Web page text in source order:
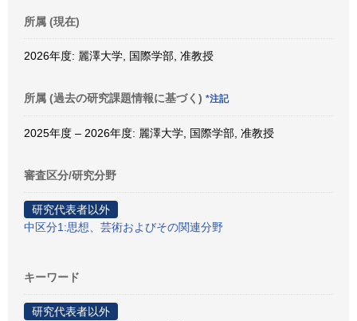
所属 (現在)
2026年度: 麗澤大学, 国際学部, 准教授
所属 (過去の研究課題情報に基づく) *注記
2025年度 – 2026年度: 麗澤大学, 国際学部, 准教授
審査区分/研究分野
研究代表者以外
中区分1:思想、芸術およびその関連分野
キーワード
研究代表者以外